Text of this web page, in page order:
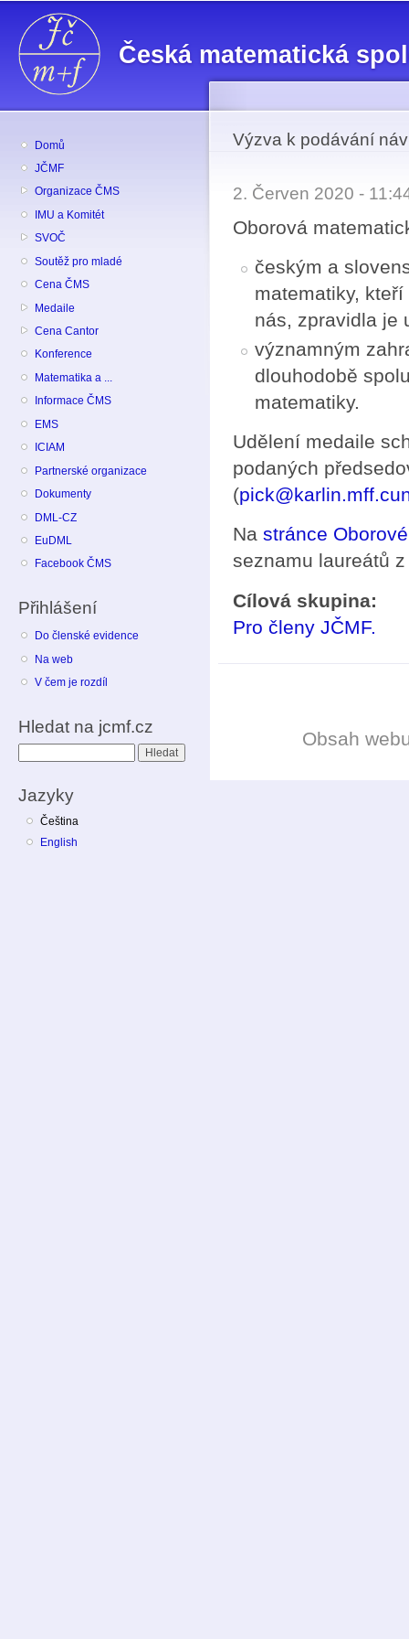
Česká matematická
Domů
JČMF
Organizace ČMS
IMU a Komitét
SVOČ
Soutěž pro mladé
Cena ČMS
Medaile
Cena Cantor
Konference
Matematika a ...
Informace ČMS
EMS
ICIAM
Partnerské organizace
Dokumenty
DML-CZ
EuDML
Facebook ČMS
Přihlášení
Do členské evidence
Na web
V čem je rozdíl
Hledat na jcmf.cz
Jazyky
Čeština
English
Výzva k podávání
2. Červen 2020 -
Oborová
českým a
matematiky,
nás, zpravidla je
významným
dlouhodobě
matematiky.
Udělení medaile
podaných
(
Na stránce
seznamu laureátů
Cílová skupina:
Pro členy JČMF.
Obsah